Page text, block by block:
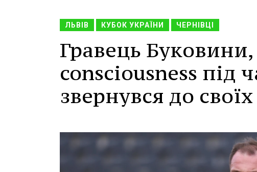
ЛЬВІВ КУБОК УКРАЇНИ ЧЕРНІВЦІ
Гравець
consciousness під
звернувся до